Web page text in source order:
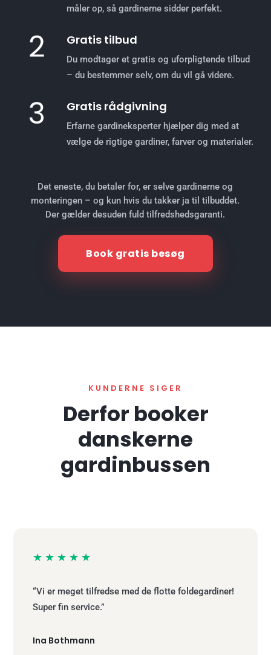
måler op, så gardinerne sidder perfekt.
Gratis tilbud
Du modtager et gratis og uforpligtende tilbud
– du bestemmer selv, om du vil gå videre.
Gratis rådgivning
Erfarne gardineksperter hjælper dig med at
vælge de rigtige gardiner, farver og materialer.
Det eneste, du betaler for, er selve gardinerne og
monteringen – og kun hvis du takker ja til tilbuddet.
Der gælder desuden fuld tilfredshedsgaranti.
Book gratis besøg
KUNDERNE SIGER
Derfor booker
danskerne
gardinbussen
★★★★★
“Vi er meget tilfredse med de flotte foldegardiner!
Super fin service.”
Ina Bothmann